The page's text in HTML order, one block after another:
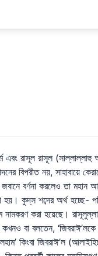
রাখার জন্য আল্লাহ্‌ কাউকেও অভিসম্পাত করেন না।” [ইবনে জারীর এ হাদীসটি হযরত কাতাদা (রদ্বিয়াল্লাহু আনহু) থেকে মুরসাল হাদীস হিসাবে বর্ণনা করেছেন] ১১. রাসূলুল্লাহ (সাল্লাল্লাহু আলাইহি ওয়া-সাল্লাম) বলেছেন— সুমহান আল্লাহ বলেছেন, ’নিশ্চয়ই তোমার উম্মাতগণ সর্বদা (তর্কচ্ছলে) বলতে থাকবে— এটা কিভাবে হল? এটা কিভাবে হল? এমনকি পরিশেষে বলবে, এ সৃষ্টিকুলকে আল্লাহ্‌ সৃষ্টি করেছেন; কিন্তু আল্লাহকে সৃষ্টি করেছে কে?’ [ইমাম মুসলিম ও আবূ আওয়ানা এ হাদীসটি হযরত আনাস (রদ্বিয়াল্লাহু আনহু) থেকে সংগ্রহ করেছেন] ১২. রাসূলুল্লাহ (সাল্লাল্লাহু আলাইহি ওয়া-সাল্লাম) বলেছেন— সুমহান আল্লাহ বলেছেন, “যাদেরকে আমার শরীক সাব্যস্ত করা হয় আমার সাথে তাদের কোন সম্পর্ক নেই। যে লোক আমার সাথে (কোন কিছু বা কাউকে) শরীক করে কোন আমল করে, তাকে আমি পরিত্যাগ করি এবং আমার সাথে সে যা শরীক করে আমি তা প্রত্যাখ্যান করি।” [মুসলিম ও ইবনে মাজা এ হাদীসটি হযরত আবূ হুরায়রা (রদ্বিয়াল্লাহু আনহু) থেকে সংগ্রহ করেছেন] ১৩. রাসূলুল্লাহ (সাল্লাল্লাহু আলাইহি ওয়া-সাল্লাম) বলেছেন- তোমাদের প্রভু বলেছেন, “যে লোক আমার সৃষ্টির অনুরূপ সৃষ্টি করেছে তার চেয়ে বড় অত্যাচারী আর কে আছে! সামর্থ্য থাকলে তাকে একটি মশা, কিংবা একটি কণা সৃষ্টি করতে বল।” [ইবনুন নাজ্জার এ হাদীসটি হযরত আবূ হুরায়রা (রদ্বিয়াল্লাহু আনহু) থেকে সংগ্রহ করেছেন] ১৪. রাসূলুল্লাহ (সাল্লাল্লাহু আলাইহি ওয়া-সাল্লাম) বলেছেন- কেয়ামতের দিন জাহান্নামীদের কোন একজনকে জিজ্ঞেস করা হবে, “তুমি কি মনে কর তোমার কাছে যদি পার্থিব কোন বস্তু থাকত তবে তুমি মুক্তির বিনিময়ে তা